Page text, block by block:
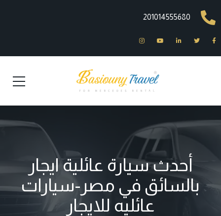
201014555680
أحدث سيارة عائلية ايجار
بالسائق في مصر-سيارات
عائليه للايجار